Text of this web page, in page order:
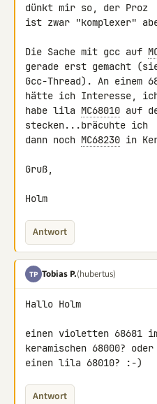
dünkt mir so, der Proz
ist zwar "komplexer"
Die Sache mit gcc auf
gerade erst gemacht
Gcc-Thread). An einem
hätte ich Interesse,
habe lila MC68010 auf
stecken...bräcuhte ich
dann noch MC68230 in
Gruß,
Holm
Antwort
TP Tobias P.(hubertus)
Hallo Holm
einen violetten 68681
keramischen 68000? oder
einen lila 68010? :-)
Antwort